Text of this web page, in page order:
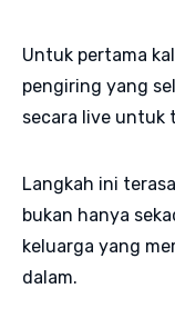
Untuk pertama
pengiring yang
secara live untuk
Langkah ini
bukan hanya
keluarga yang
dalam.